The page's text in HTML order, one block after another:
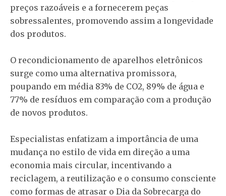
preços razoáveis e a fornecerem peças
sobressalentes, promovendo assim a longevidade
dos produtos.
O recondicionamento de aparelhos eletrônicos
surge como uma alternativa promissora,
poupando em média 83% de CO2, 89% de água e
77% de resíduos em comparação com a produção
de novos produtos.
Especialistas enfatizam a importância de uma
mudança no estilo de vida em direção a uma
economia mais circular, incentivando a
reciclagem, a reutilização e o consumo consciente
como formas de atrasar o Dia da Sobrecarga do